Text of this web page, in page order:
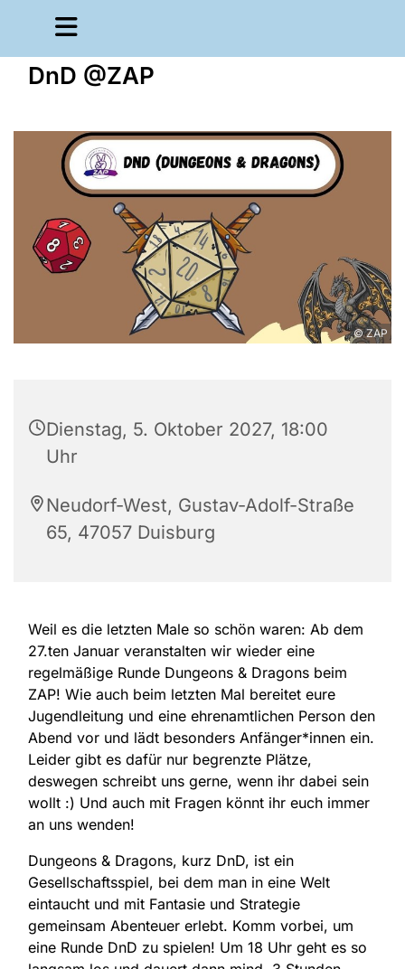
DnD @ZAP
© ZAP
Dienstag, 5. Oktober 2027, 18:00
Uhr
Neudorf-West, Gustav-Adolf-Straße
65, 47057 Duisburg
Weil es die letzten Male so schön waren: Ab dem
27.ten Januar veranstalten wir wieder eine
regelmäßige Runde Dungeons & Dragons beim
ZAP! Wie auch beim letzten Mal bereitet eure
Jugendleitung und eine ehrenamtlichen Person den
Abend vor und lädt besonders Anfänger*innen ein.
Leider gibt es dafür nur begrenzte Plätze,
deswegen schreibt uns gerne, wenn ihr dabei sein
wollt :) Und auch mit Fragen könnt ihr euch immer
an uns wenden!
Dungeons & Dragons, kurz DnD, ist ein
Gesellschaftsspiel, bei dem man in eine Welt
eintaucht und mit Fantasie und Strategie
gemeinsam Abenteuer erlebt. Komm vorbei, um
eine Runde DnD zu spielen! Um 18 Uhr geht es so